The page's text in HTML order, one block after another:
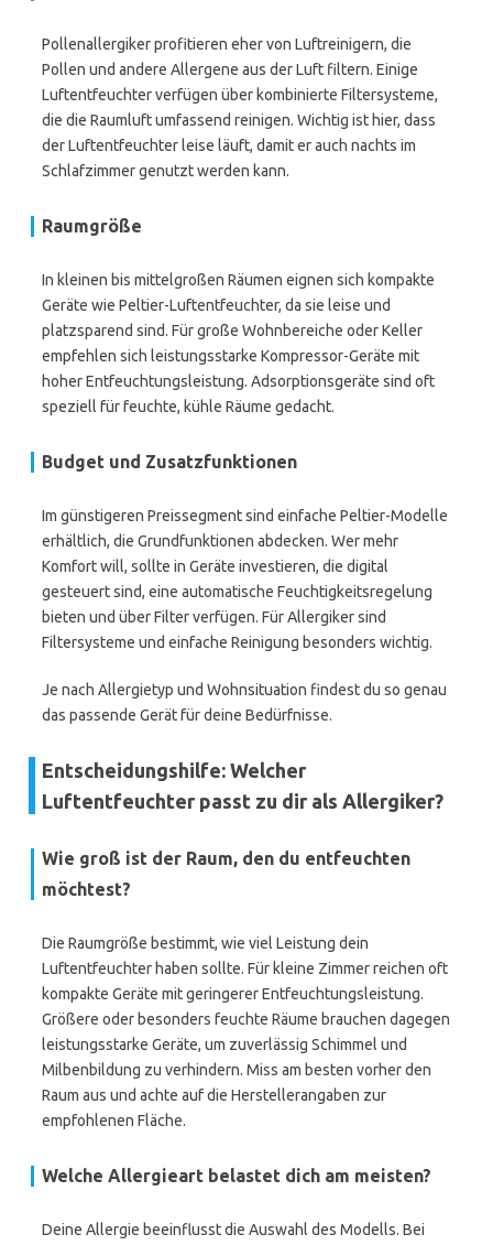
Pollenallergiker profitieren eher von Luftreinigern, die
Pollen und andere Allergene aus der Luft filtern. Einige
Luftentfeuchter verfügen über kombinierte Filtersysteme,
die die Raumluft umfassend reinigen. Wichtig ist hier, dass
der Luftentfeuchter leise läuft, damit er auch nachts im
Schlafzimmer genutzt werden kann.
Raumgröße
In kleinen bis mittelgroßen Räumen eignen sich kompakte
Geräte wie Peltier-Luftentfeuchter, da sie leise und
platzsparend sind. Für große Wohnbereiche oder Keller
empfehlen sich leistungsstarke Kompressor-Geräte mit
hoher Entfeuchtungsleistung. Adsorptionsgeräte sind oft
speziell für feuchte, kühle Räume gedacht.
Budget und Zusatzfunktionen
Im günstigeren Preissegment sind einfache Peltier-Modelle
erhältlich, die Grundfunktionen abdecken. Wer mehr
Komfort will, sollte in Geräte investieren, die digital
gesteuert sind, eine automatische Feuchtigkeitsregelung
bieten und über Filter verfügen. Für Allergiker sind
Filtersysteme und einfache Reinigung besonders wichtig.
Je nach Allergietyp und Wohnsituation findest du so genau
das passende Gerät für deine Bedürfnisse.
Entscheidungshilfe: Welcher
Luftentfeuchter passt zu dir als Allergiker?
Wie groß ist der Raum, den du entfeuchten
möchtest?
Die Raumgröße bestimmt, wie viel Leistung dein
Luftentfeuchter haben sollte. Für kleine Zimmer reichen oft
kompakte Geräte mit geringerer Entfeuchtungsleistung.
Größere oder besonders feuchte Räume brauchen dagegen
leistungsstarke Geräte, um zuverlässig Schimmel und
Milbenbildung zu verhindern. Miss am besten vorher den
Raum aus und achte auf die Herstellerangaben zur
empfohlenen Fläche.
Welche Allergieart belastet dich am meisten?
Deine Allergie beeinflusst die Auswahl des Modells. Bei